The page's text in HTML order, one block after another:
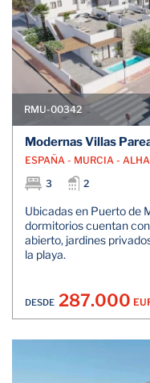
RMU-00342
Modernas Villas
ESPAÑA - MURCIA -
3
2
Ubicadas en Puerto de
dormitorios cuentan
abierto, jardines
la playa.
DESDE 287.000